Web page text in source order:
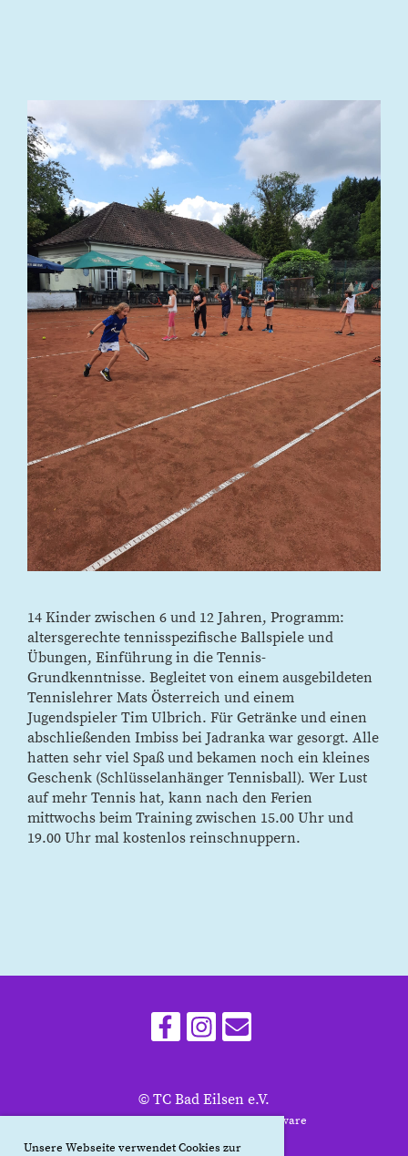
Unsere Webseite verwendet Cookies zur
14 Kinder zwischen 6 und 12 Jahren, Programm:
altersgerechte tennisspezifische Ballspiele und
Übungen, Einführung in die Tennis-
Grundkenntnisse. Begleitet von einem ausgebildeten
Tennislehrer Mats Österreich und einem
Jugendspieler Tim Ulbrich. Für Getränke und einen
abschließenden Imbiss bei Jadranka war gesorgt. Alle
hatten sehr viel Spaß und bekamen noch ein kleines
Geschenk (Schlüsselanhänger Tennisball). Wer Lust
auf mehr Tennis hat, kann nach den Ferien
mittwochs beim Training zwischen 15.00 Uhr und
19.00 Uhr mal kostenlos reinschnuppern.
© TC Bad Eilsen e.V.
Erstellt mit ClubDesk Vereinssoftware